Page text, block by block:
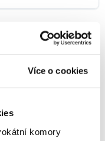
Více o cookies
komory